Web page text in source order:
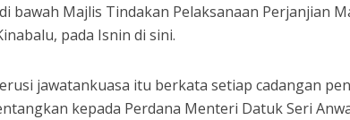
bawah Majlis Tindakan Pelaksanaan Perjanjian
pada Isnin di sini.
jawatankuasa itu berkata setiap cadangan
kepada Perdana Menteri Datuk Seri